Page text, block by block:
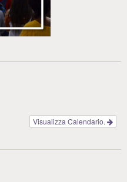
Visualizza Calendario.